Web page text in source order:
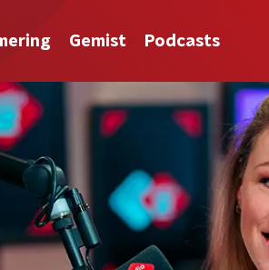
Gemist Podcasts